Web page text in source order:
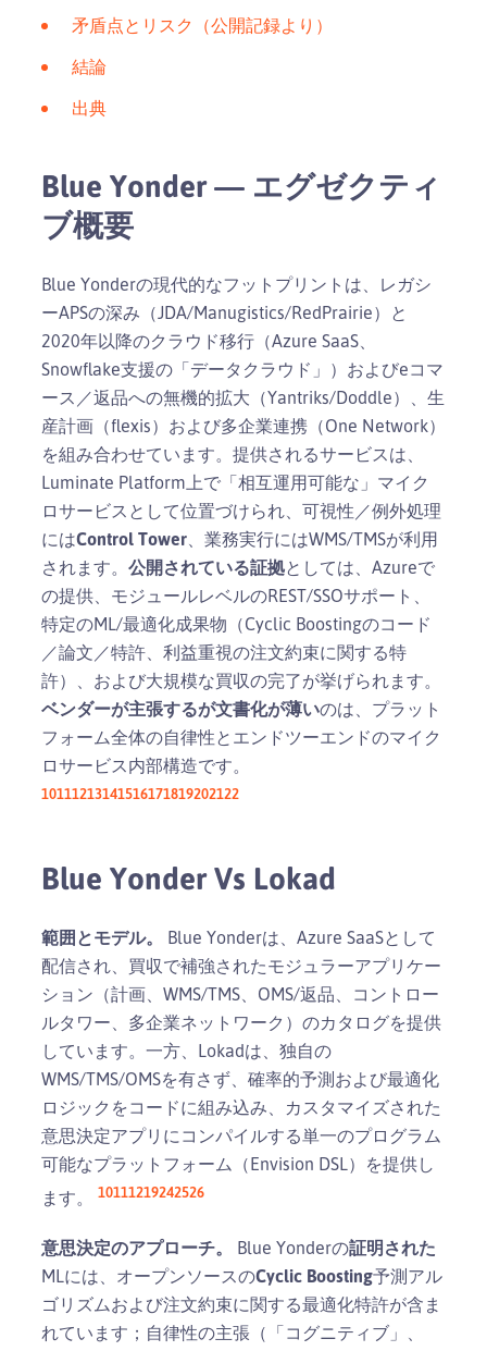
矛盾点とリスク（公開記録より）
結論
出典
Blue Yonder — エグゼクティ
ブ概要
Blue Yonderの現代的なフットプリントは、レガシ
ーAPSの深み（JDA/Manugistics/RedPrairie）と
2020年以降のクラウド移行（Azure SaaS、
Snowflake支援の「データクラウド」）およびeコマ
ース／返品への無機的拡大（Yantriks/Doddle）、生
産計画（flexis）および多企業連携（One Network）
を組み合わせています。提供されるサービスは、
Luminate Platform上で「相互運用可能な」マイク
ロサービスとして位置づけられ、可視性／例外処理
にはControl Tower、業務実行にはWMS/TMSが利用
されます。 公開されている証拠としては、Azureで
の提供、モジュールレベルのREST/SSOサポート、
特定のML/最適化成果物（Cyclic Boostingのコード
／論文／特許、利益重視の注文約束に関する特
許）、および大規模な買収の完了が挙げられます。
ベンダーが主張するが文書化が薄いのは、プラット
フォーム全体の自律性とエンドツーエンドのマイク
ロサービス内部構造です。
10111213141516171819202122
Blue Yonder Vs Lokad
範囲とモデル。
Blue Yonderは、Azure SaaSとして
配信され、買収で補強されたモジュラーアプリケー
ション（計画、WMS/TMS、OMS/返品、コントロー
ルタワー、多企業ネットワーク）のカタログを提供
しています。一方、Lokadは、独自の
WMS/TMS/OMSを有さず、確率的予測および最適化
ロジックをコードに組み込み、カスタマイズされた
意思決定アプリにコンパイルする単一のプログラム
可能なプラットフォーム（Envision DSL）を提供し
ます。 10111219242526
意思決定のアプローチ。 Blue Yonderの証明された
MLには、オープンソースのCyclic Boosting予測アル
ゴリズムおよび注文約束に関する最適化特許が含ま
れています；自律性の主張（「コグニティブ」、